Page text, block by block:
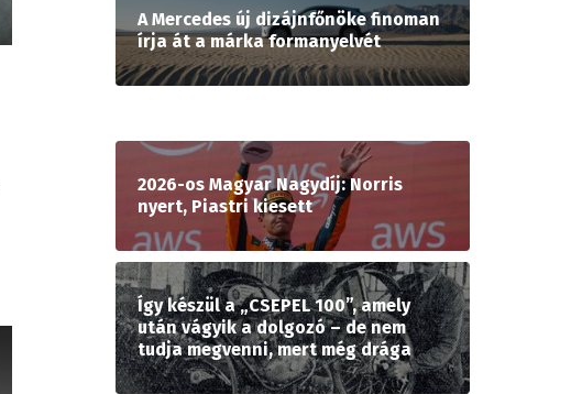
A Mercedes új dizájnfőnöke finoman
írja át a márka formanyelvét
2026-os Magyar Nagydíj: Norris
nyert, Piastri kiesett
Így készül a „CSEPEL 100”, amely
után vágyik a dolgozó – de nem
tudja megvenni, mert még drága